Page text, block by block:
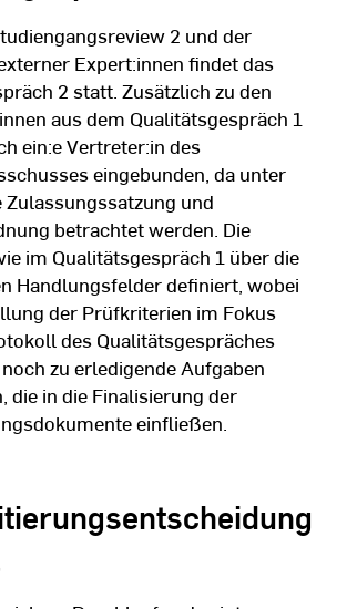
2 und der
Expert:innen findet das
2 statt. Zusätzlich zu den
aus dem Qualitätsgespräch 1
ein:e Vertreter:in des
eingebunden, da unter
Zulassungssatzung und
betrachtet werden. Die
im Qualitätsgespräch 1 über die
Handlungsfelder definiert, wobei
der Prüfkriterien im Fokus
des Qualitätsgespräches
zu erledigende Aufgaben
die in die Finalisierung der
einfließen.